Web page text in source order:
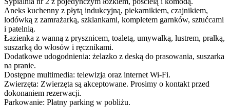
Aneks kuchenny z płytą indukcyjną, piekarnikiem, czajnikiem,
lodówką z zamrażarką, szklankami, kompletem garnków, sztućcami
i patelnią.
Łazienka z wanną z prysznicem, toaletą, umywalką, lustrem, pralką,
suszarką do włosów i ręcznikami.
Dodatkowe udogodnienia: żelazko z deską do prasowania, suszarka
na pranie.
Dostępne multimedia: telewizja oraz internet Wi-Fi.
Zwierzęta: Zwierzęta są akceptowane. Prosimy o kontakt przed
dokonaniem rezerwacji.
Parkowanie: Płatny parking w pobliżu.